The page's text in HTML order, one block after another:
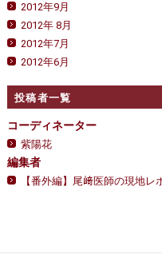
2012年9月
2012年 8月
2012年7月
2012年6月
投稿者一覧
コーディネーター
紫陽花
編集者
【番外編】尾﨑医師の現地